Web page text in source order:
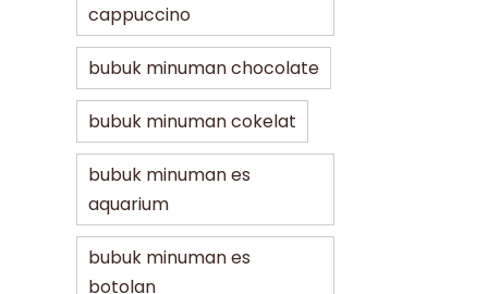
cappuccino
bubuk minuman chocolate
bubuk minuman cokelat
bubuk minuman es
aquarium
bubuk minuman es
botolan